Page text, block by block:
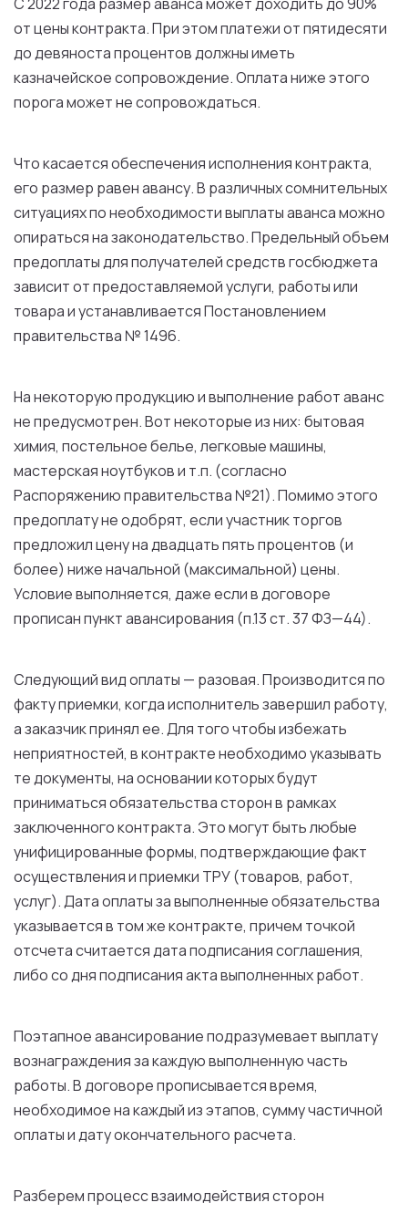
отценыконтракта.Приэтомплатежиотпятидесяти
додевяноста процентовдолжныиметь
казначейское сопровождение.Оплатаниже этого
порогаможетнесопровождаться.
Чтокасаетсяобеспеченияисполненияконтракта,
его размер равен авансу.В различных сомнительных
ситуацияхпонеобходимости выплаты аванса можно
опиратьсяназаконодательство. Предельный объем
предоплатыдляполучателейсредствгосбюджета
зависитотпредоставляемойуслуги, работыили
товараиустанавливаетсяПостановлением
правительства № 1496.
Нанекоторую продукциюивыполнение работаванс
непредусмотрен. Вот некоторыеизних: бытовая
химия, постельное белье, легковые машины,
мастерская ноутбукови т.п. (согласно
Распоряжениюправительства №21). Помимо этого
предоплатунеодобрят, еслиучастникторгов
предложилценунадвадцать пять процентов (и
более) ниже начальной (максимальной) цены.
Условиевыполняется, дажеесливдоговоре
прописанпунктавансирования (п.13ст. 37ФЗ—44).
Следующийвидоплаты — разовая. Производитсяпо
фактуприемки, когдаисполнительзавершил работу,
азаказчикпринялее.Для тогочтобы избежать
неприятностей, вконтрактенеобходимоуказывать
тедокументы, наоснованиикоторыхбудут
приниматьсяобязательствасторонв рамках
заключенногоконтракта. Этомогутбытьлюбые
унифицированные формы, подтверждающие факт
осуществленияиприемки ТРУ (товаров, работ,
услуг).Датаоплатызавыполненныеобязательства
указываетсяв томжеконтракте, причем точкой
отсчета считаетсядатаподписаниясоглашения,
либосодняподписанияактавыполненныхработ.
Поэтапное авансирование подразумевает выплату
вознаграждениязакаждуювыполненнуючасть
работы.Вдоговорепрописывается время,
необходимоенакаждыйизэтапов, сумму частичной
оплатыидатуокончательного расчета.
Разберем процесс взаимодействия сторон